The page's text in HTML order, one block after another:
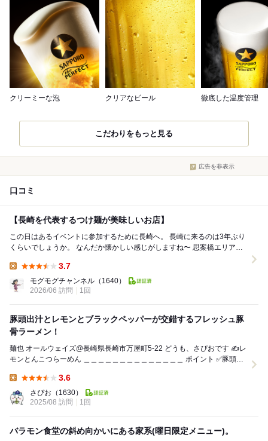
クリーミーな泡 クリアなビール 徹底した温度管理
こだわりをもっと見る
広告を非表示
口コミ
【長崎を代表するつけ麺が美味しいお店】
この日はあるイベントに参加するために長崎へ。 長崎に来るのは3年ぶり
くらいでしょうか。 なんだか懐かしい感じがしますね〜 思案橋エリアは
3.7
モグモグチャンネル （1640）
2026/06 訪問
1回
豚頭出汁とレモンとブラックペッパーが交錯するフレッシュ豚
骨ラーメン！
麺也 オールウェイズ@長崎県長崎市万屋町5-22 どうも、さぴおです ✍️レ
モンとんこつらーめん ＿＿＿＿＿＿＿＿＿＿＿＿＿＿ ポイント ✅豚頭出
3.6
さぴお （1630）
2025/08 訪問
1回
バラモン食堂の斜め向かいにある家系(曜日限定メニュー)。